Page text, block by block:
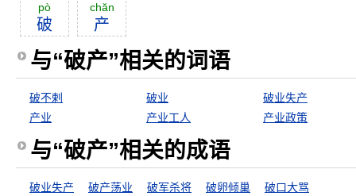
pò
破
chăn
产
与“破产”相关的词语
破不剌 破业
破业失产
产业
产业工人 产业政策
与“破产”相关的成语
破业失产 破产荡业 破军杀将 破卵倾巢 破口大骂